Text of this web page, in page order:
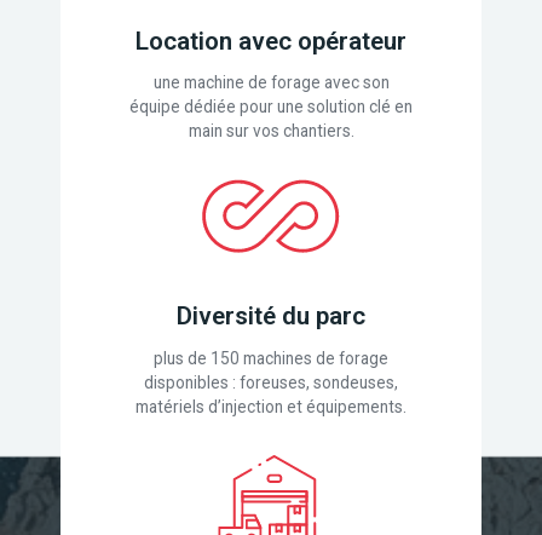
Location avec opérateur
une machine de forage avec son
équipe dédiée pour une solution clé en
main sur vos chantiers.
Diversité du parc
plus de 150 machines de forage
disponibles : foreuses, sondeuses,
matériels d’injection et équipements.